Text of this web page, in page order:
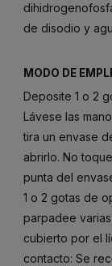
de disodio y
MODO DE
Deposite 1 o 2
Lávese las
tira un envase
abrirlo. No
punta del
1 o 2 gotas de
parpadee
cubierto por el
contacto: Se